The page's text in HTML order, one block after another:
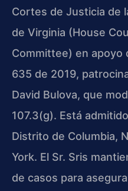
Cortes de Justicia de
de Virginia (House
Committee) en apoyo
635 de 2019,
David Bulova, que
107.3(g). Está
Distrito de Columbia,
York. El Sr. Sris
de casos para